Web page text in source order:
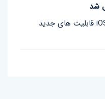
قابلیت های جدید iOS 16 معرفی شد سرانجام نسخه 16